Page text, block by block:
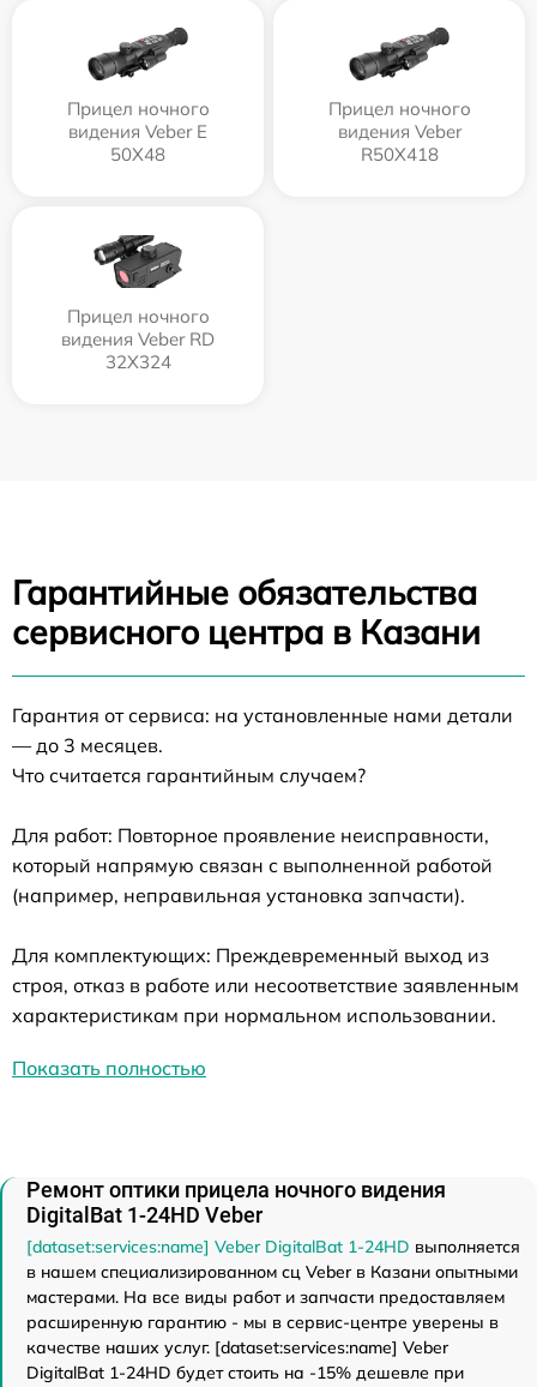
Прицел ночного
видения Veber E
50X48
Прицел ночного
видения Veber
R50X418
Прицел ночного
видения Veber RD
32X324
Гарантийные обязательства
сервисного центра в Казани
Гарантия от сервиса: на установленные нами детали
— до 3 месяцев.
Что считается гарантийным случаем?
Для работ: Повторное проявление неисправности,
который напрямую связан с выполненной работой
(например, неправильная установка запчасти).
Для комплектующих: Преждевременный выход из
строя, отказ в работе или несоответствие заявленным
характеристикам при нормальном использовании.
Показать полностью
Ремонт оптики прицела ночного видения
DigitalBat 1-24HD Veber
[dataset:services:name] Veber DigitalBat 1-24HD выполняется
в нашем специализированном сц Veber в Казани опытными
мастерами. На все виды работ и запчасти предоставляем
расширенную гарантию - мы в сервис-центре уверены в
качестве наших услуг. [dataset:services:name] Veber
DigitalBat 1-24HD будет стоить на -15% дешевле при